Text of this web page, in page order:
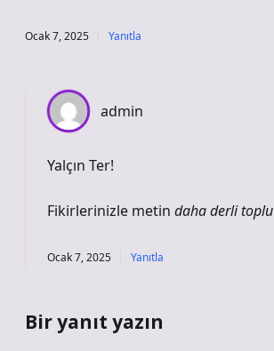
Ocak 7, 2025 Yanıtla
admin
Yalçın Ter!
Fikirlerinizle metin daha derli toplu
Ocak 7, 2025 Yanıtla
Bir yanıt yazın